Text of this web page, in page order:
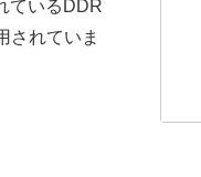
されていま